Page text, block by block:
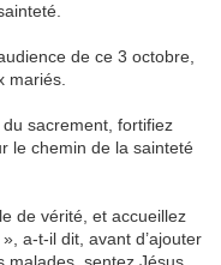
de ce 3 octobre,
mariés.
sacrement, fortifiez
le chemin de la sainteté
de vérité, et accueillez
a-t-il dit, avant d’ajouter